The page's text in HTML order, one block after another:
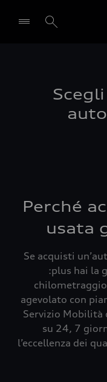
Perché
usata
Se acquisti
:plus hai la
agevolato con
Servizio Mobilità
su 24, 7
l’eccellenza dei